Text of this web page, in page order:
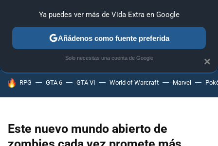
ANÁLISIS GUÍAS Y TRUCOS PC SONY NINTENDO
HOY SE HABLA DE
RPG GTA 6 GTA VI World of Warcraft Marvel
Este nuevo mundo abierto de
×
Ya puedes ver más de Vida Extra en Google
Añádenos como fuente preferida
Solo necesitas una cuenta de Google